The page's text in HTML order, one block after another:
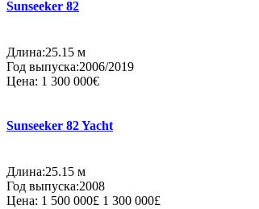
Sunseeker 82
Длина:25.15 м
Год выпуска:2006/2019
Цена: 1 300 000€
Sunseeker 82 Yacht
Длина:25.15 м
Год выпуска:2008
Цена: 1 500 000£ 1 300 000£